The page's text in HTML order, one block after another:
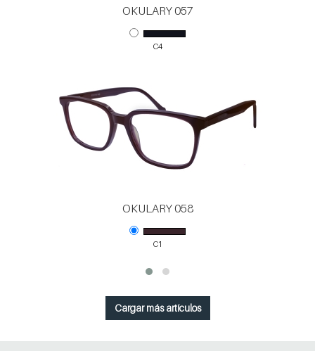
OKULARY 057
C4
OKULARY 058
C1
Cargar más artículos